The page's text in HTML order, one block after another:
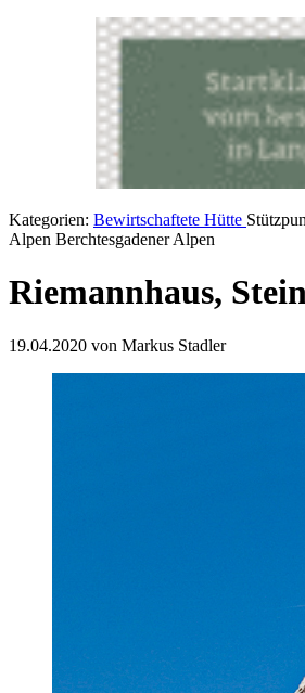
Kategorien: Bewirtschaftete Hütte
Alpen Berchtesgadener Alpen
Riemannhaus,
19.04.2020 von Markus Stadler